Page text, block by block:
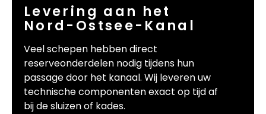
Levering aan het
Nord-Ostsee-Kanal
Veel schepen hebben direct
reserveonderdelen nodig tijdens hun
passage door het kanaal. Wij leveren uw
technische componenten exact op tijd af
bij de sluizen of kades.